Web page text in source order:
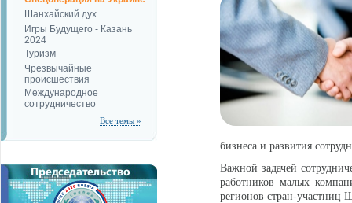
Шанхайский дух
Игры Будущего - Казань
2024
Туризм
Чрезвычайные
происшествия
Международное
сотрудничество
Все темы »
бизнеса и развития
Важной задачей
работников малых
регионов стран-